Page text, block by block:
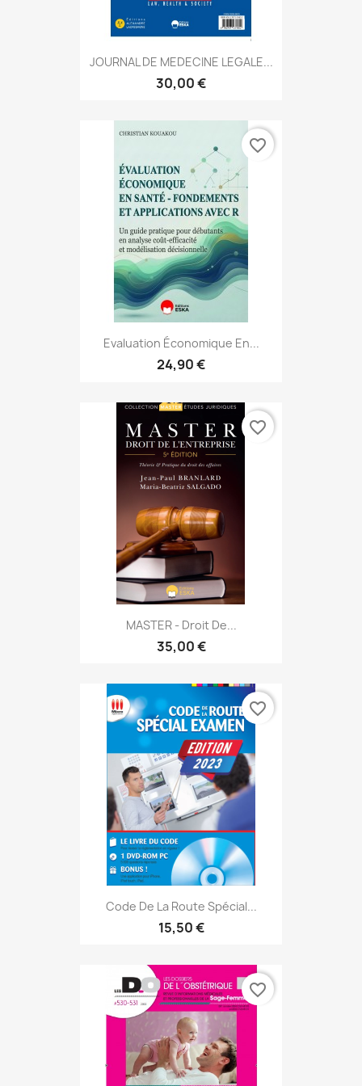
JOURNAL DE MEDECINE LEGALE...
30,00 €
Evaluation Économique En...
24,90 €
favorite_border
MASTER - Droit De...
35,00 €
favorite_border
Code De La Route Spécial...
15,50 €
favorite_border
favorite_border